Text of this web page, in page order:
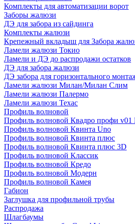
Комплекты для автоматизации ворот
Заборы жалюзи
ДЭ для забора из сайдинга
Комплекты жалюзи
Крепежный вкладыш для Забора
Ламели жалюзи Токио
Ламели и ДЭ до распродажи остатков
ДЭ для забора жалюзи
ДЭ забора для горизонтального
Ламели жалюзи Милан/Милан Слим
Ламели жалюзи Палермо
Ламели жалюзи Техас
Профиль волновой
Профиль волновой Квадро профи v01
Профиль волновой Квинта Uno
Профиль волновой Квинта плюс
Профиль волновой Квинта плюс 3D
Профиль волновой Классик
Профиль волновой Кредо
Профиль волновой Модерн
Профиль волновой Камея
Габион
Заглушка для профильной трубы
Распродажа
Шлагбаумы